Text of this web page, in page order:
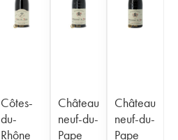
Côtes-
du-
Rhône
Château
neuf-du-
Pape
Château
neuf-du-
Pape